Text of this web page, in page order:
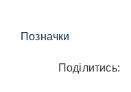
Позначки
Поділитись: